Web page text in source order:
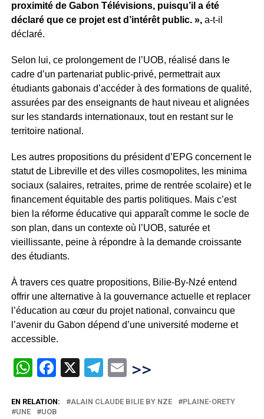
proximité de Gabon Télévisions, puisqu’il a été
déclaré que ce projet est d’intérêt public. »,a-t-il
déclaré.
Selon lui, ce prolongement de l’UOB, réalisé dans le
cadre d’un partenariat public-privé, permettrait aux
étudiants gabonais d’accéder à des formations de qualité,
assurées par des enseignants de haut niveau et alignées
sur les standards internationaux, tout en restant sur le
territoire national.
Les autres propositions du président d’EPG concernent le
statut de Libreville et des villes cosmopolites, les minima
sociaux (salaires, retraites, prime de rentrée scolaire) et le
financement équitable des partis politiques. Mais c’est
bien la réforme éducative qui apparaît comme le socle de
son plan, dans un contexte où l’UOB, saturée et
vieillissante, peine à répondre à la demande croissante
des étudiants.
À travers ces quatre propositions, Bilie-By-Nzé entend
offrir une alternative à la gouvernance actuelle et replacer
l’éducation au cœur du projet national, convaincu que
l’avenir du Gabon dépend d’une université moderne et
accessible.
WhatsApp
Facebook
X Telegram
Email
>>
EN RELATION: ALAIN CLAUDE BILIE BY NZE
PLAINE-ORETY
UNE
UOB